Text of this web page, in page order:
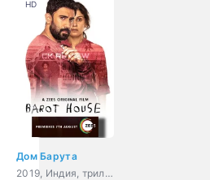
Дом Барута
2019, Индия, триллер
HD